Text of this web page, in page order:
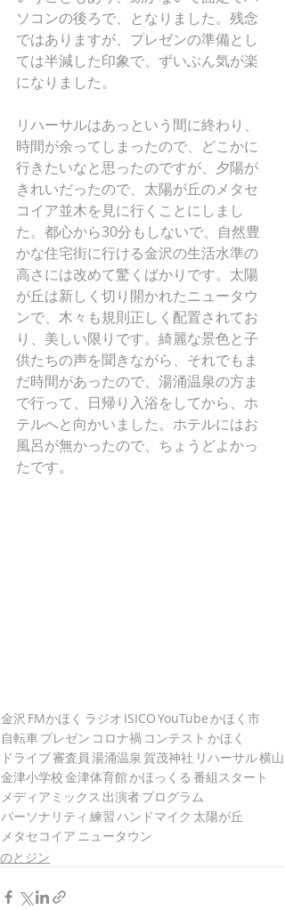
ソコンの後ろで、となりました。残念
ではありますが、プレゼンの準備とし
ては半減した印象で、ずいぶん気が楽
になりました。
リハーサルはあっという間に終わり、
時間が余ってしまったので、どこかに
行きたいなと思ったのですが、夕陽が
きれいだったので、太陽が丘のメタセ
コイア並木を見に行くことにしまし
た。都心から30分もしないで、自然豊
かな住宅街に行ける金沢の生活水準の
高さには改めて驚くばかりです。太陽
が丘は新しく切り開かれたニュータウ
ンで、木々も規則正しく配置されてお
り、美しい限りです。綺麗な景色と子
供たちの声を聞きながら、それでもま
だ時間があったので、湯涌温泉の方ま
で行って、日帰り入浴をしてから、ホ
テルへと向かいました。ホテルにはお
風呂が無かったので、ちょうどよかっ
たです。
金沢 FMかほく ラジオ ISICOYouTubeかほく市
自転車プレゼン コロナ禍 コンテスト かほく
ドライブ審査員 湯涌温泉 賀茂神社 リハーサル横山
金津小学校金津体育館かほっくる 番組スタート
メディアミックス 出演者プログラム
パーソナリティ 練習ハンドマイク 太陽が丘
メタセコイア ニュータウン
のとジン